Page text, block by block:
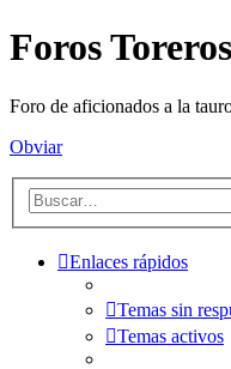
Foros Toreros
Foro de aficionados a la
Obviar
Enlaces rápidos
Temas sin
Temas activos